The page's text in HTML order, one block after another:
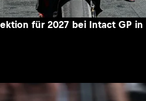
für 2027 bei Intact GP in